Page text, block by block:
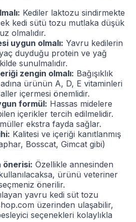
Kediler laktozu sindirmekte
kedi sütü tozu mutlaka düşük
olmalıdır.
uygun olmalı: Yavru kedilerin
duyduğu protein ve yağ
sunulmalıdır.
zengin olmalı: Bağışıklık
ürünün A, D, E vitaminleri
içermesi önemlidir.
formül: Hassas midelere
içerikler tercih edilmelidir.
ekstra fayda sağlar.
Kalitesi ve içeriği kanıtlanmış
Bosscat, Gimcat gibi)
önerisi: Özellikle annesinden
ürünü veteriner
önerilir.
yavru kedi süt tozu
üzerinden ulaşabilir,
seçenekleri kolaylıkla